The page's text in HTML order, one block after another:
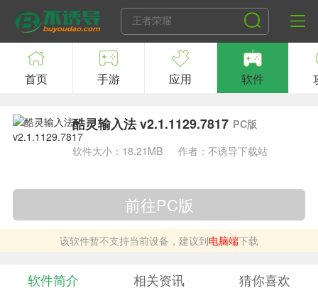
首页 手游 应用 软件
酷灵输入法 v2.1.1129.7817 PC版
软件大小：18.21MB
作者：不诱导下载站
前往PC版
该软件暂不支持当前设备，建议到电脑端下载
软件简介 相关资讯 猜你喜欢